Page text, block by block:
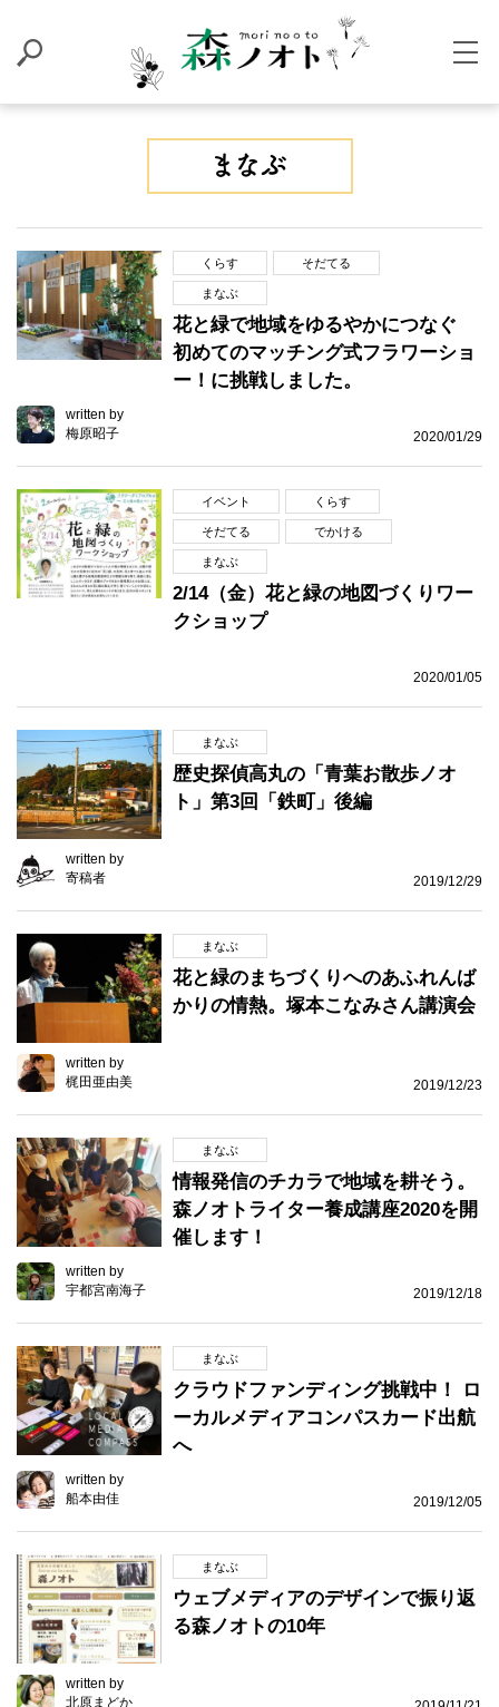
くらす そだてる
まなぶ
花と緑で地域をゆるやかにつなぐ
初めてのマッチング式フラワーショ
ー！に挑戦しました。
written by
梅原昭子
2020/01/29
イベント くらす
そだてる でかける
まなぶ
2/14（金）花と緑の地図づくりワー
クショップ
2020/01/05
まなぶ
歴史探偵高丸の「青葉お散歩ノオ
ト」第3回「鉄町」後編
written by
寄稿者
2019/12/29
まなぶ
花と緑のまちづくりへのあふれんば
かりの情熱。塚本こなみさん講演会
written by
梶田亜由美
2019/12/23
まなぶ
情報発信のチカラで地域を耕そう。
森ノオトライター養成講座2020を開
催します！
written by
宇都宮南海子
2019/12/18
まなぶ
クラウドファンディング挑戦中！ ロ
ーカルメディアコンパスカード出航
へ
written by
船本由佳
2019/12/05
まなぶ
ウェブメディアのデザインで振り返
る森ノオトの10年
written by
北原まどか